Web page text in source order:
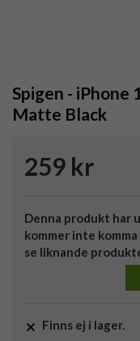
Spigen - iPhone
Matte Black
259 kr
Denna produkt har
kommer inte
se liknande
Finns ej i lager.